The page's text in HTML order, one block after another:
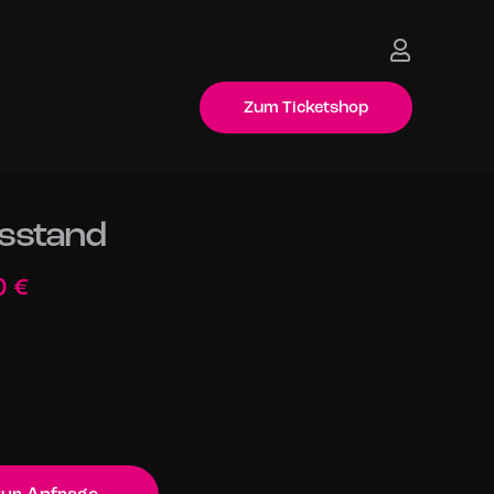
Zum Ticketshop
€